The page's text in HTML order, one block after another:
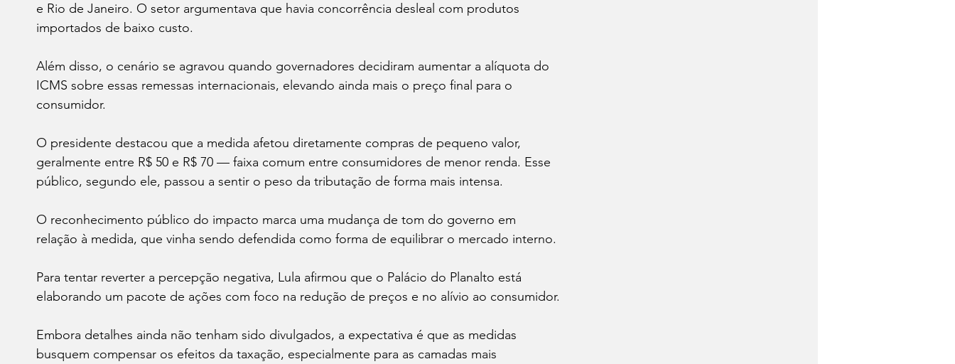
e Rio de Janeiro. O setor argumentava que havia concorrência desleal com produtos
importados de baixo custo.
Além disso, o cenário se agravou quando governadores decidiram aumentar a alíquota do
ICMS sobre essas remessas internacionais, elevando ainda mais o preço final para o
consumidor.
O presidente destacou que a medida afetou diretamente compras de pequeno valor,
geralmente entre R$ 50 e R$ 70 — faixa comum entre consumidores de menor renda. Esse
público, segundo ele, passou a sentir o peso da tributação de forma mais intensa.
O reconhecimento público do impacto marca uma mudança de tom do governo em
relação à medida, que vinha sendo defendida como forma de equilibrar o mercado interno.
Para tentar reverter a percepção negativa, Lula afirmou que o Palácio do Planalto está
elaborando um pacote de ações com foco na redução de preços e no alívio ao consumidor.
Embora detalhes ainda não tenham sido divulgados, a expectativa é que as medidas
busquem compensar os efeitos da taxação, especialmente para as camadas mais